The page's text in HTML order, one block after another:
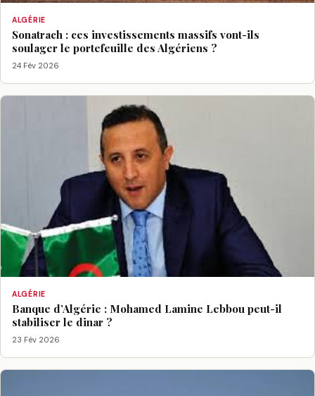
ALGÉRIE
Sonatrach : ces investissements massifs vont-ils
soulager le portefeuille des Algériens ?
24 Fév 2026
ALGÉRIE
Banque d’Algérie : Mohamed Lamine Lebbou peut-il
stabiliser le dinar ?
23 Fév 2026